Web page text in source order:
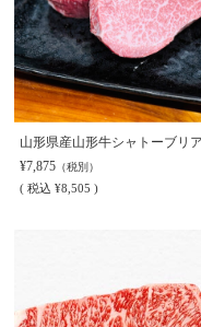
山形県産山形牛シャトーブリ
¥7,875 （税別）
( 税込 ¥8,505 )